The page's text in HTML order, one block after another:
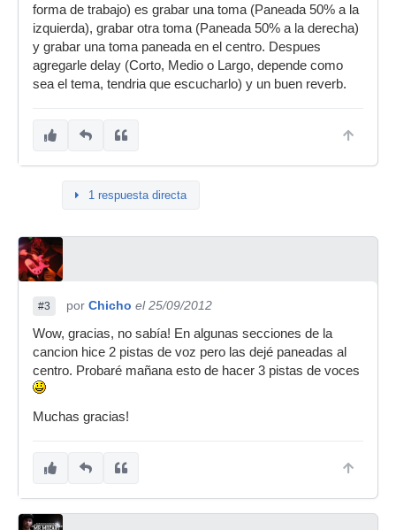
forma de trabajo) es grabar una toma (Paneada 50% a la
izquierda), grabar otra toma (Paneada 50% a la derecha)
y grabar una toma paneada en el centro. Despues
agregarle delay (Corto, Medio o Largo, depende como
sea el tema, tendria que escucharlo) y un buen reverb.
1 respuesta directa
#3 por Chicho el 25/09/2012
Wow, gracias, no sabía! En algunas secciones de la
cancion hice 2 pistas de voz pero las dejé paneadas al
centro. Probaré mañana esto de hacer 3 pistas de voces
Muchas gracias!